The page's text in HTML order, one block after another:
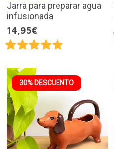
Jarra para preparar agua
infusionada
14,95€
30% DESCUENTO